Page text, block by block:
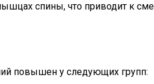
спины, что приводит к
повышен у следующих групп: